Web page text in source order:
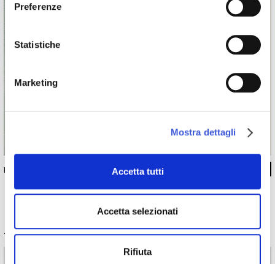
Preferenze
Statistiche
Marketing
Mostra dettagli
Accetta tutti
Accetta selezionati
Rifiuta
INKDNHN15
Informazioni tecniche